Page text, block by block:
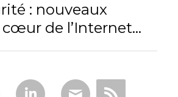
: nouveaux
de l’Internet...